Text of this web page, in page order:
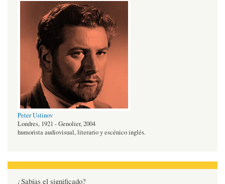
Peter Ustinov
Londres, 1921 - Genolier, 2004
humorista audiovisual, literario y escénico inglés.
¿Sabías el significado?